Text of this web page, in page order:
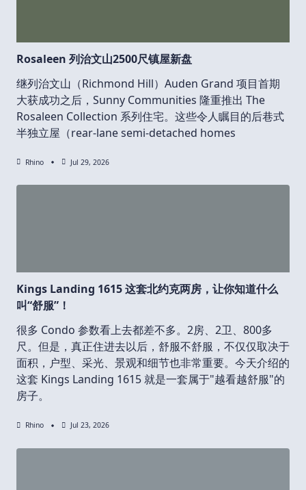
Rosaleen 列治文山2500尺镇屋新盘
继列治文山（Richmond Hill）Auden Grand 项目首期
大获成功之后，Sunny Communities 隆重推出 The
Rosaleen Collection 系列住宅。这些令人瞩目的后巷式
半独立屋（rear-lane semi-detached homes
Rhino Jul 29, 2026
Kings Landing 1615 这套北约克两房，让你知道什么
叫“舒服”！
很多 Condo 参数看上去都差不多。2房、2卫、800多
尺。但是，真正住进去以后，舒服不舒服，不仅仅取决于
面积，户型、采光、景观和细节也非常重要。今天介绍的
这套 Kings Landing 1615 就是一套属于"越看越舒服"的
房子。
Rhino Jul 23, 2026